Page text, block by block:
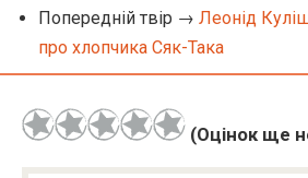
Попередній твір → Леонід
про хлопчика Сяк-Така
(Оцінок ще